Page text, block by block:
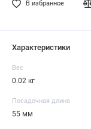
В избранное
Характеристики
Вес
0.02 кг
Посадочная длина
55 мм